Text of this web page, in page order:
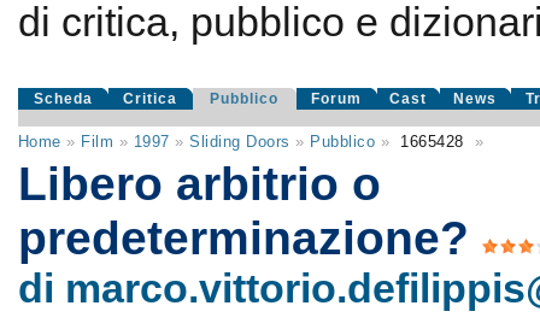
di critica, pubblico e
Scheda Critica Pubblico Forum Cast News
Home » Film » 1997 »Sliding Doors » Pubblico » 1665428 »
Libero arbitrio o
predeterminazione?
di